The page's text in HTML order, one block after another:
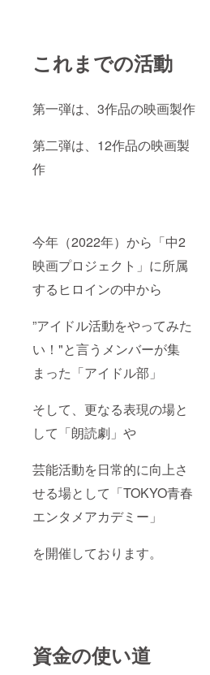
これまでの活動
第一弾は、3作品の映画製作
第二弾は、12作品の映画製
作
今年（2022年）から「中2
映画プロジェクト」に所属
するヒロインの中から
”アイドル活動をやってみた
い！"と言うメンバーが集
まった「アイドル部」
そして、更なる表現の場と
して「朗読劇」や
芸能活動を日常的に向上さ
せる場として「TOKYO青春
エンタメアカデミー」
を開催しております。
資金の使い道